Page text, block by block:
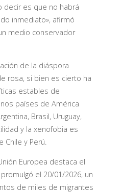
decir es que no habrá
inmediato», afirmó
medio conservador
de la diáspora
rosa, si bien es cierto ha
estables de
países de América
Brasil, Uruguay,
y la xenofobia es
y Perú.
Europea destaca el
el 20/01/2026, un
de miles de migrantes